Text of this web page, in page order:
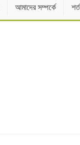
আমাদের সম্পর্কে